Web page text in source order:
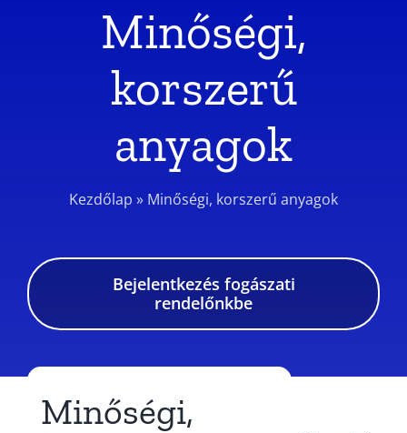
Minőségi,
korszerű
anyagok
Kezdőlap » Minőségi, korszerű anyagok
Bejelentkezés fogászati
rendelőnkbe
Minőségi,